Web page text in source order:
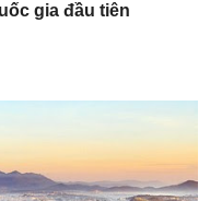
gia đầu tiên